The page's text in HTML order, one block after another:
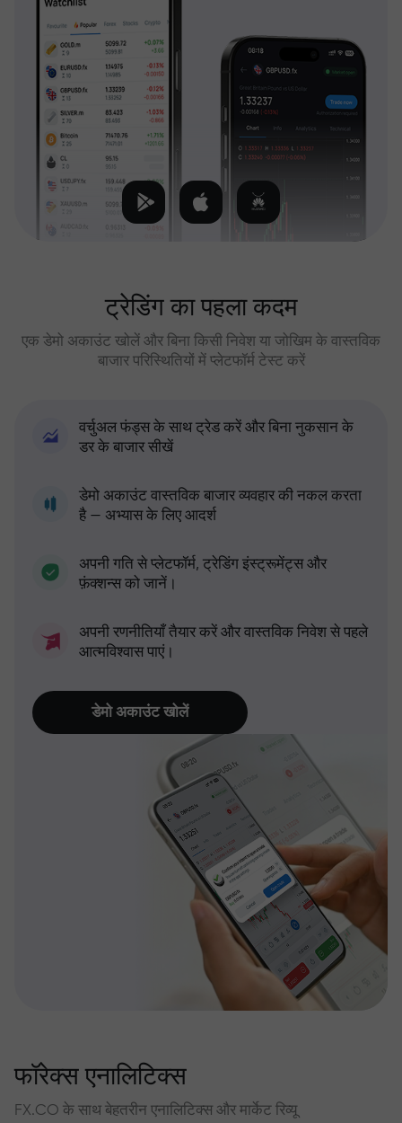
ट्रेडिंग का पहला कदम
एक डेमो अकाउंट खोलें और बिना किसी निवेश या जोखिम के वास्तविक
बाजार परिस्थितियों में प्लेटफॉर्म टेस्ट करें
वर्चुअल फंड्स के साथ ट्रेड करें और बिना नुकसान के
डर के बाजार सीखें
डेमो अकाउंट वास्तविक बाजार व्यवहार की नकल करता
है — अभ्यास के लिए आदर्श
अपनी गति से प्लेटफॉर्म, ट्रेडिंग इंस्ट्रूमेंट्स और
फ़ंक्शन्स को जानें।
अपनी रणनीतियाँ तैयार करें और वास्तविक निवेश से पहले
आत्मविश्वास पाएं।
डेमो अकाउंट खोलें
फॉरेक्स एनालिटिक्स
FX.CO के साथ बेहतरीन एनालिटिक्स और मार्केट रिव्यू